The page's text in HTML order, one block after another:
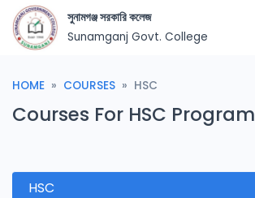
সুনামগঞ্জ সরকারি কলেজ
Sunamganj Govt. College
HOME COURSES HSC
Courses For HSC Program
HSC